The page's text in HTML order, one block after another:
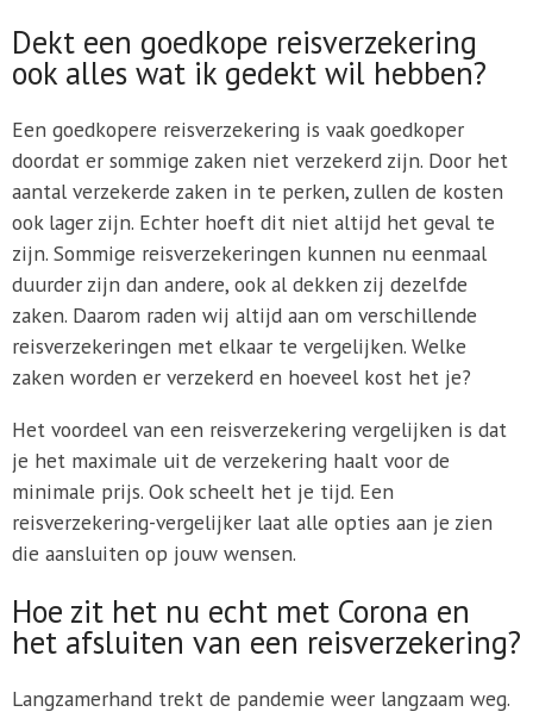
Dekt een goedkope reisverzekering
ook alles wat ik gedekt wil hebben?
Een goedkopere reisverzekering is vaak goedkoper
doordat er sommige zaken niet verzekerd zijn. Door het
aantal verzekerde zaken in te perken, zullen de kosten
ook lager zijn. Echter hoeft dit niet altijd het geval te
zijn. Sommige reisverzekeringen kunnen nu eenmaal
duurder zijn dan andere, ook al dekken zij dezelfde
zaken. Daarom raden wij altijd aan om verschillende
reisverzekeringen met elkaar te vergelijken. Welke
zaken worden er verzekerd en hoeveel kost het je?
Het voordeel van een reisverzekering vergelijken is dat
je het maximale uit de verzekering haalt voor de
minimale prijs. Ook scheelt het je tijd. Een
reisverzekering-vergelijker laat alle opties aan je zien
die aansluiten op jouw wensen.
Hoe zit het nu echt met Corona en
het afsluiten van een reisverzekering?
Langzamerhand trekt de pandemie weer langzaam weg.